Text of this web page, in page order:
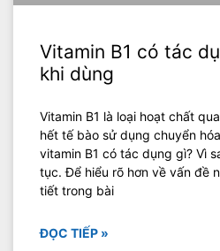
Vitamin B1 có tác
khi dùng
Vitamin B1 là loại hoạt chất
hết tế bào sử dụng chuyển
vitamin B1 có tác dụng gì? Vì
tục. Để hiểu rõ hơn về vấn đề
tiết trong bài
ĐỌC TIẾP »